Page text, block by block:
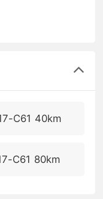
C61 40km
C61 80km